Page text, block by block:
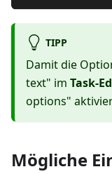
TIPP
Damit die
text" im Task-
options"
Mögliche